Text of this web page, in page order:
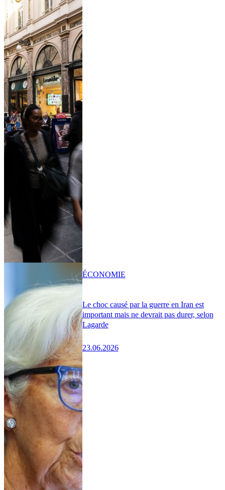
Le choc causé par la guerre en Iran est
important mais ne devrait pas durer, selon
Lagarde
23.06.2026
ÉCONOMIE